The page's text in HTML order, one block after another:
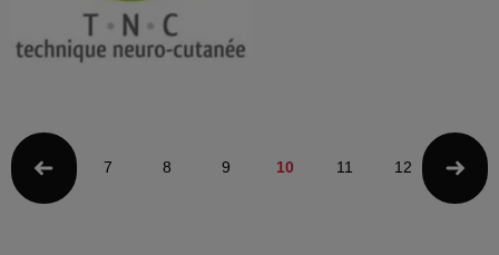
7 8 9 10 11 12 13